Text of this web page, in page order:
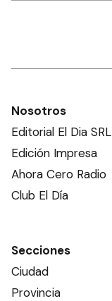
Nosotros
Editorial El Dia SRL
Edición Impresa
Ahora Cero Radio
Club El Día
Secciones
Ciudad
Provincia